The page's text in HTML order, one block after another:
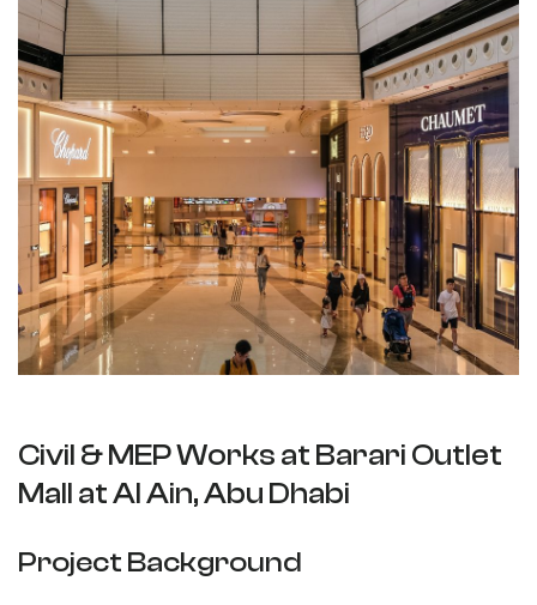
Civil & MEP Works at Barari Outlet
Mall at Al Ain, Abu Dhabi
Project Background